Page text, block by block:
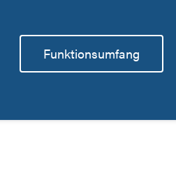
Funktionsumfang